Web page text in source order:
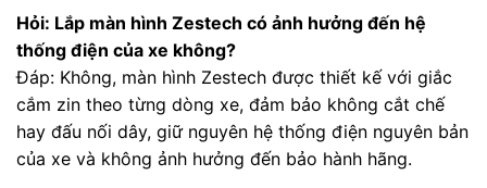
Hỏi: Lắp màn hình Zestech có ảnh hưởng đến hệ
thống điện của xe không?
Đáp: Không, màn hình Zestech được thiết kế với giắc
cắm zin theo từng dòng xe, đảm bảo không cắt chế
hay đấu nối dây, giữ nguyên hệ thống điện nguyên bản
của xe và không ảnh hưởng đến bảo hành hãng.